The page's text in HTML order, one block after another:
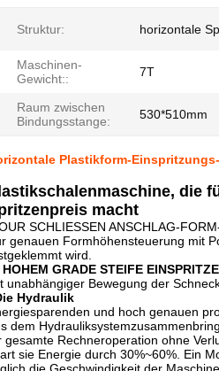
Struktur: horizontale
Maschinen-
Gewicht::
7T
Raum zwischen
Bindungsstange:
530*510mm
Plastikform-
die
macht
SCHLIESSEN ANSCHLAG-
genauen Formhöhensteuerung mit
wird.
HOHEM GRADE STEIFE
unabhängiger Bewegung der
Hydraulik
und hoch genauen
dem
gesamte Rechneroperation ohne
sie Energie durch 30%~60%. Ein